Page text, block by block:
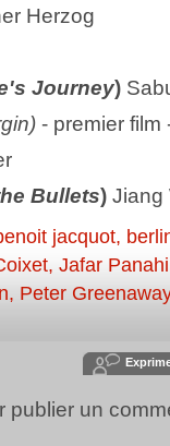
Herzog
Journey)
- premier film
Bullets) Jiang
jacquot,
, Jafar Panahi
, Peter Greenaway
publier un